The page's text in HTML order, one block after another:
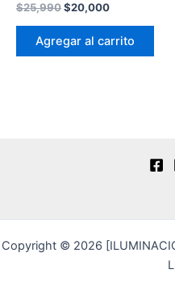
$25,990$20,000
Agregar al carrito
Copyright © 2026